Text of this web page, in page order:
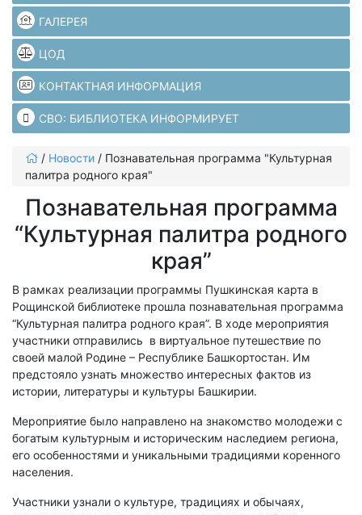
ГАЛЕРЕЯ
ЦОД
КОНТАКТНАЯ ИНФОРМАЦИЯ
СВО: БИБЛИОТЕКА ИНФОРМИРУЕТ
/ Новости / Познавательная программа "Культурная
палитра родного края"
Познавательная программа
“Культурная палитра родного
края”
В рамках реализации программы Пушкинская карта в
Рощинской библиотеке прошла познавательная программа
“Культурная палитра родного края”. В ходе мероприятия
участники отправились в виртуальное путешествие по
своей малой Родине – Республике Башкортостан. Им
предстояло узнать множество интересных фактов из
истории, литературы и культуры Башкирии.
Мероприятие было направлено на знакомство молодежи с
богатым культурным и историческим наследием региона,
его особенностями и уникальными традициями коренного
населения.
Участники узнали о культуре, традициях и обычаях,